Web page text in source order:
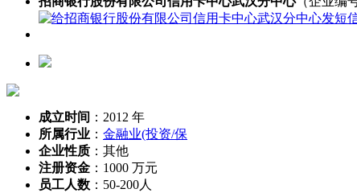
成立时间 ： 2012 年
所属行业 ： 金融业(投资/保
企业性质 ： 其他
注册资金 ： 1000 万元
员工人数 ： 50-200人